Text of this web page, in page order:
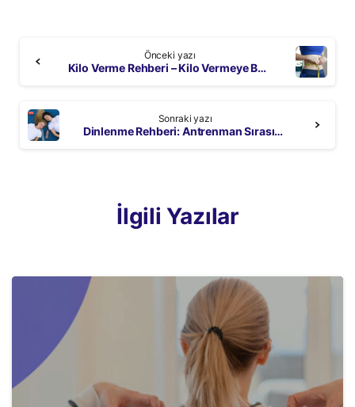
Reading
Önceki yazı
Kilo Verme Rehberi – Kilo Vermeye Başlarken Bilmen Gerekenler
Sonraki yazı
Dinlenme Rehberi: Antrenman Sırasında Mola Vermenin İncelikleri
İlgili Yazılar